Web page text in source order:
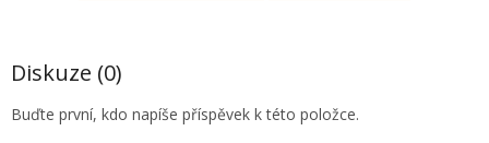
Diskuze (0)
Buďte první, kdo napíše příspěvek k této položce.